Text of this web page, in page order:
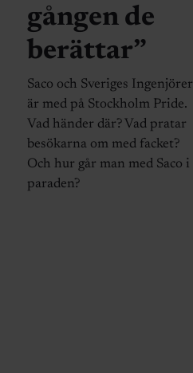
gången de
berättar”
Saco och Sveriges Ingenjörer
är med på Stockholm Pride.
Vad händer där? Vad pratar
besökarna om med facket?
Och hur går man med Saco i
paraden?